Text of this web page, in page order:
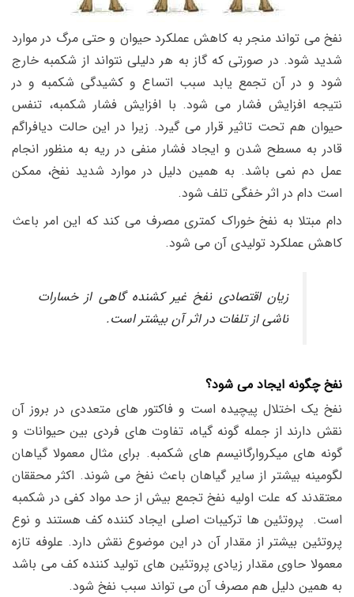
نفخ می تواند منجر به کاهش عملکرد حیوان و حتی مرگ در موارد
شدید شود. در صورتی که گاز به هر دلیلی نتواند از شکمبه خارج
شود و در آن تجمع یابد سبب اتساع و کشیدگی شکمبه و در
نتیجه افزایش فشار می شود. با افزایش فشار شکمبه، تنفس
حیوان هم تحت تاثیر قرار می گیرد. زیرا در این حالت دیافراگم
قادر به مسطح شدن و ایجاد فشار منفی در ریه به منظور انجام
عمل دم نمی باشد. به همین دلیل در موارد شدید نفخ، ممکن
است دام در اثر خفگی تلف شود.
دام مبتلا به نفخ خوراک کمتری مصرف می کند که این امر باعث
کاهش عملکرد تولیدی آن می شود.
زیان اقتصادی نفخ غیر کشنده گاهی از خسارات
ناشی از تلفات در اثر آن بیشتر است.
نفخ چگونه ایجاد می شود؟
نفخ یک اختلال پیچیده است و فاکتور های متعددی در بروز آن
نقش دارند از جمله گونه گیاه، تفاوت های فردی بین حیوانات و
گونه های میکروارگانیسم های شکمبه. برای مثال معمولا گیاهان
لگومینه بیشتر از سایر گیاهان باعث نفخ می شوند. اکثر محققان
معتقدند که علت اولیه نفخ تجمع بیش از حد مواد کفی در شکمبه
است. پروتئین ها ترکیبات اصلی ایجاد کننده کف هستند و نوع
پروتئین بیشتر از مقدار آن در این موضوع نقش دارد. علوفه تازه
معمولا حاوی مقدار زیادی پروتئین های تولید کننده کف می باشد
به همین دلیل هم مصرف آن می تواند سبب نفخ شود.